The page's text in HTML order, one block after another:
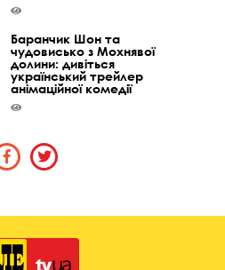
Баранчик Шон та
чудовисько з Мохнявої
долини: дивіться
український трейлер
анімаційної комедії